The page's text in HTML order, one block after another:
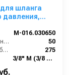
шланга
давления,
3/8 50m,
3/8внут
M-016.030650
Длина шланга (м):
50
Давление (бар):
275
3/8" M (3/8 дюйма "папа")